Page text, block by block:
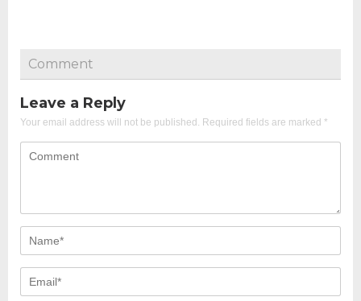
Comment
Leave a Reply
Your email address will not be published. Required fields are marked *